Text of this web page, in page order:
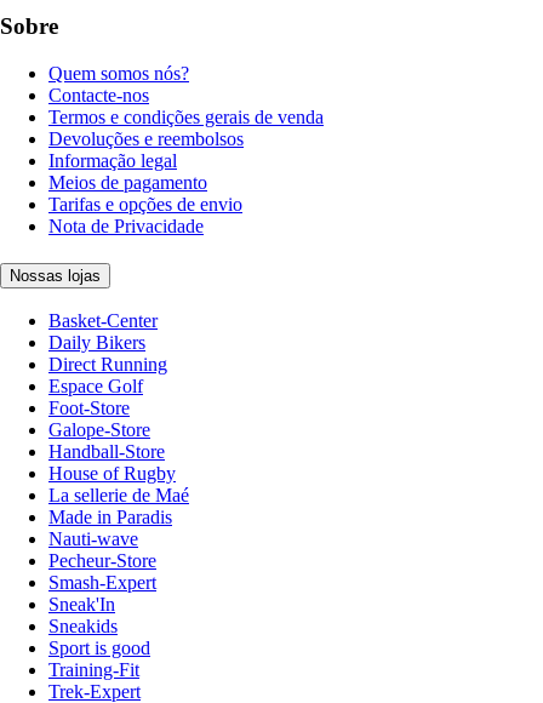
Sobre
Quem somos nós?
Contacte-nos
Termos e condições gerais de venda
Devoluções e reembolsos
Informação legal
Meios de pagamento
Tarifas e opções de envio
Nota de Privacidade
Nossas lojas
Basket-Center
Daily Bikers
Direct Running
Espace Golf
Foot-Store
Galope-Store
Handball-Store
House of Rugby
La sellerie de Maé
Made in Paradis
Nauti-wave
Pecheur-Store
Smash-Expert
Sneak'In
Sneakids
Sport is good
Training-Fit
Trek-Expert